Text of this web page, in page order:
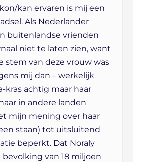
kan ervaren is mij een
Als Nederlander
buitenlandse vrienden
niet te laten zien, want
stem van deze vrouw was
mij dan – werkelijk
kras achtig maar haar
in andere landen
mijn mening over haar
staan) tot uitsluitend
beperkt. Dat Noraly
bevolking van 18 miljoen